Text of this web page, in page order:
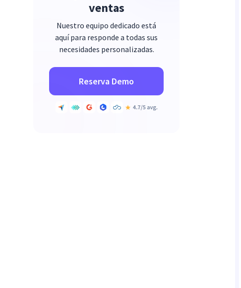
ventas
Nuestro equipo dedicado está
aquí para responde a todas sus
necesidades personalizadas.
Reserva Demo